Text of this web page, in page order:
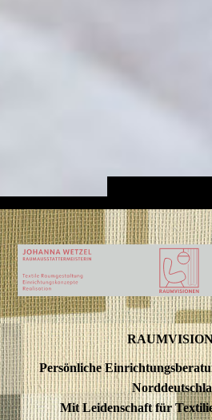
Persönliche
Mit Leidenschaft für